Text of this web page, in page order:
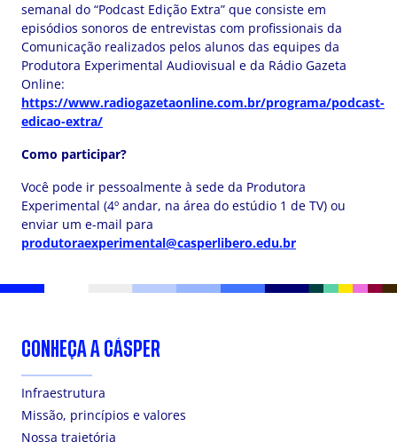
semanal do “Podcast Edição Extra” que consiste em
episódios sonoros de entrevistas com profissionais da
Comunicação realizados pelos alunos das equipes da
Produtora Experimental Audiovisual e da Rádio Gazeta
Online:
https://www.radiogazetaonline.com.br/programa/podcast-
edicao-extra/
Como participar?
Você pode ir pessoalmente à sede da Produtora
Experimental (4º andar, na área do estúdio 1 de TV) ou
enviar um e-mail para
produtoraexperimental@casperlibero.edu.br
CONHEÇA A CÁSPER
Infraestrutura
Missão, princípios e valores
Nossa trajetória